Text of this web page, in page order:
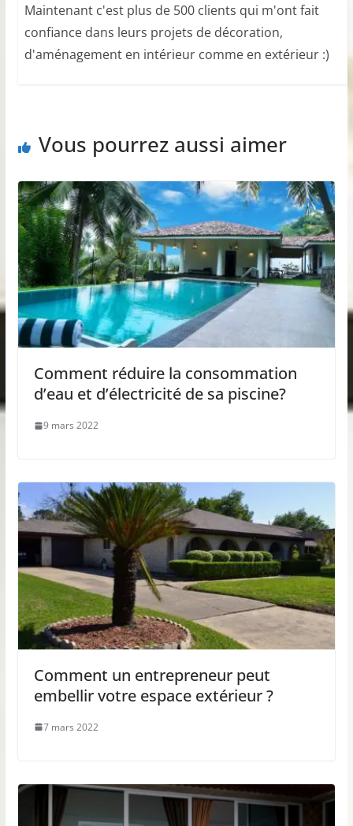
Maintenant c'est plus de 500 clients qui m'ont fait
confiance dans leurs projets de décoration,
d'aménagement en intérieur comme en extérieur :)
Vous pourrez aussi aimer
Comment réduire la consommation
d’eau et d’électricité de sa piscine?
9 mars 2022
Comment un entrepreneur peut
embellir votre espace extérieur ?
7 mars 2022